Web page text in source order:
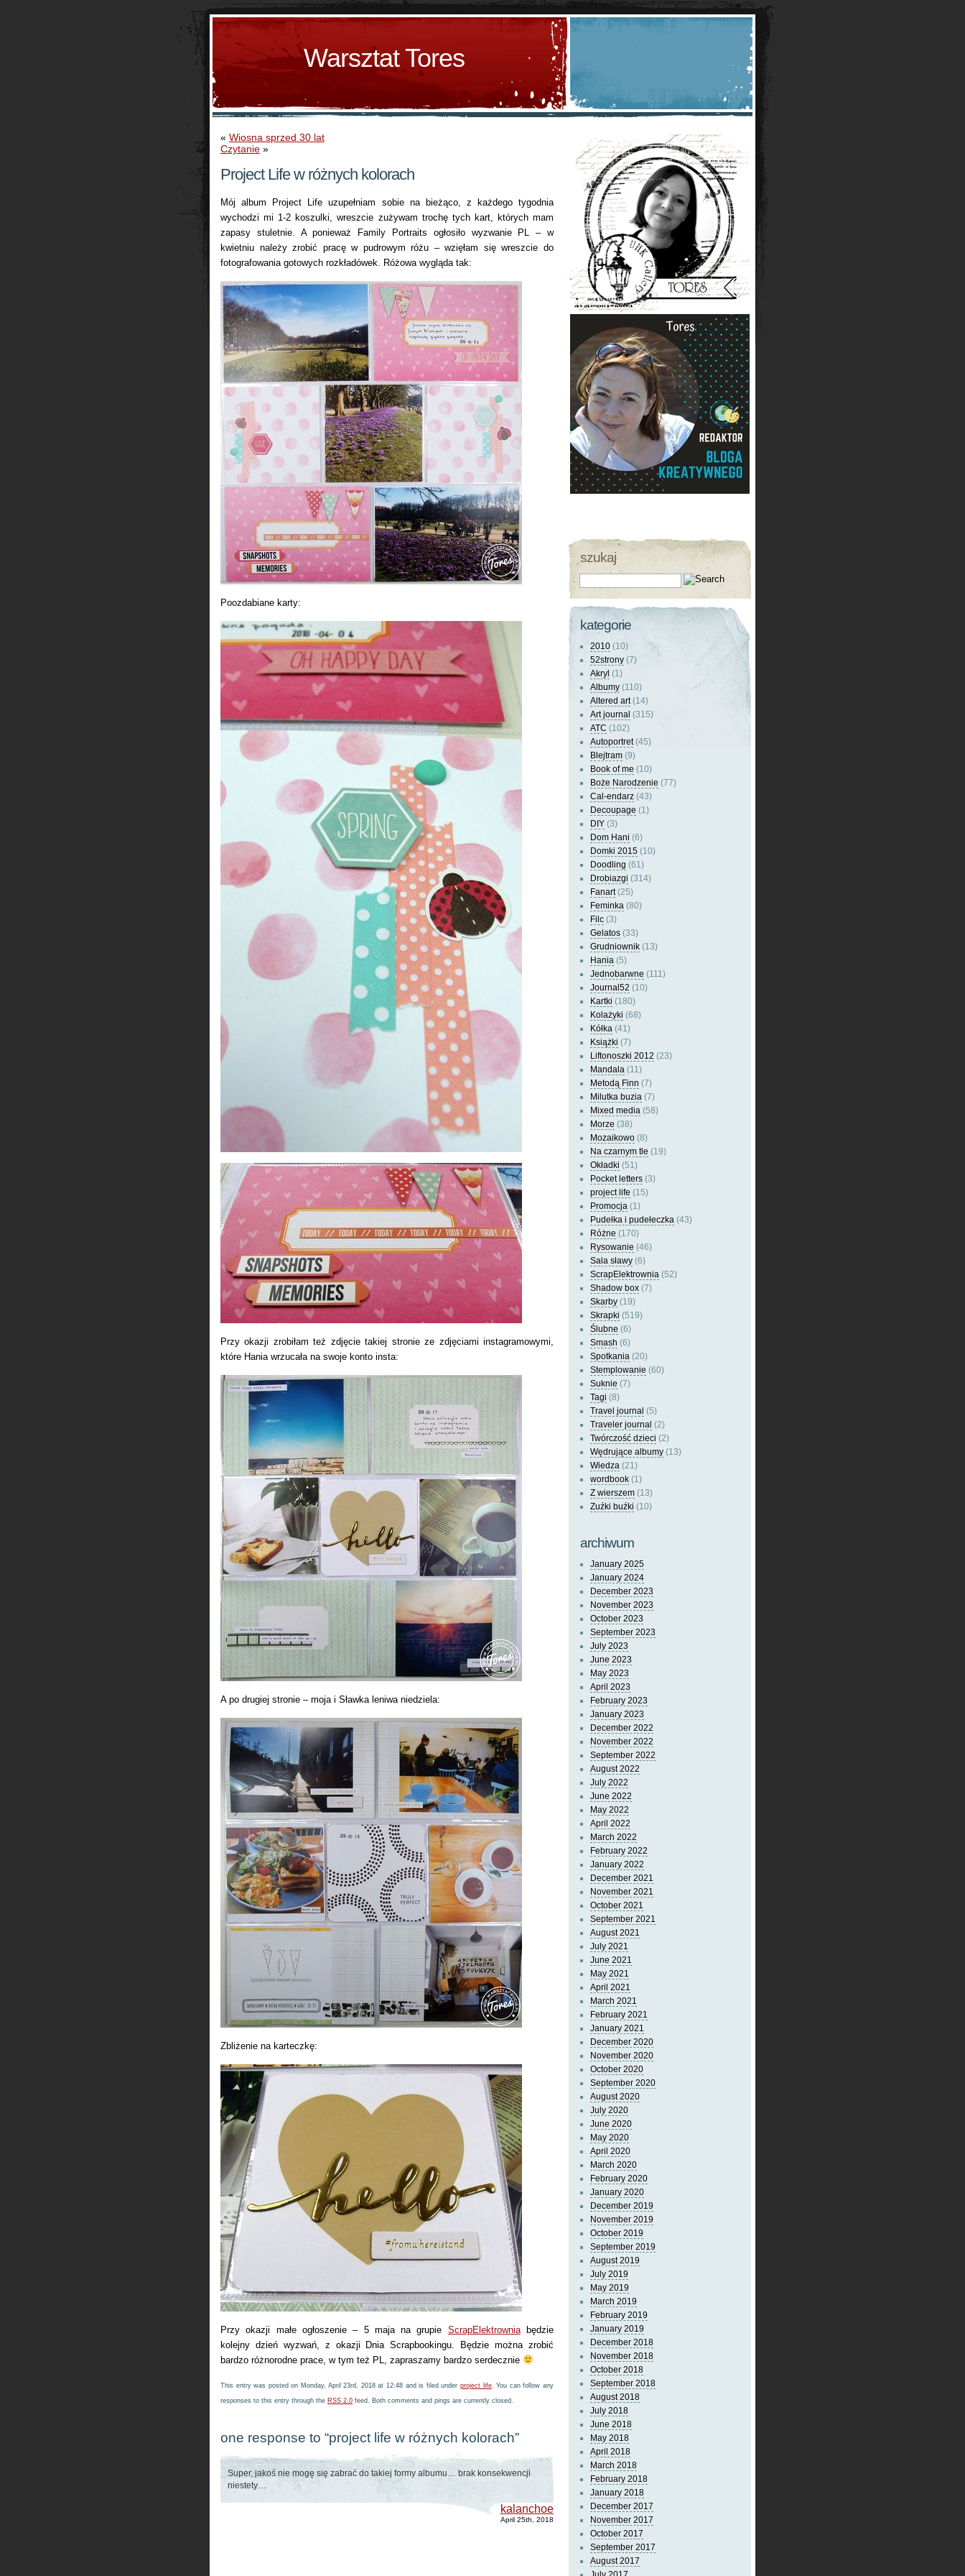
Warsztat Tores
« Wiosna sprzed 30 lat
Czytanie »
Project Life w różnych kolorach
Mój album Project Life uzupełniam sobie na bieżąco, z każdego tygodnia
wychodzi mi 1-2 koszulki, wreszcie zużywam trochę tych kart, których mam
zapasy stuletnie. A ponieważ Family Portraits ogłosiło wyzwanie PL – w
kwietniu należy zrobić pracę w pudrowym różu – wzięłam się wreszcie do
fotografowania gotowych rozkładówek. Różowa wygląda tak:
Poozdabiane karty:
Przy okazji zrobiłam też zdjęcie takiej stronie ze zdjęciami instagramowymi,
które Hania wrzucała na swoje konto insta:
A po drugiej stronie – moja i Sławka leniwa niedziela:
Zbliżenie na karteczkę:
Przy okazji małe ogłoszenie – 5 maja na grupie ScrapElektrowniabędzie
kolejny dzień wyzwań, z okazji Dnia Scrapbookingu. Będzie można zrobić
bardzo różnorodne prace, w tym też PL, zapraszamy bardzo serdecznie
This entry was posted on Monday, April 23rd, 2018 at 12:48 and is filed under project life. You can follow any
responses to this entry through the RSS 2.0 feed. Both comments and pings are currently closed.
one response to “project life w różnych kolorach”
Super, jakoś nie mogę się zabrać do takiej formy albumu… brak konsekwencji
niestety…
kalanchoe
April 25th, 2018
szukaj
kategorie
2010 (10)
52strony (7)
Akryl (1)
Albumy (110)
Altered art(14)
Art journal (315)
ATC (102)
Autoportret(45)
Blejtram (9)
Book of me (10)
Boże Narodzenie (77)
Cal-endarz (43)
Decoupage (1)
DIY (3)
Dom Hani (6)
Domki 2015 (10)
Doodling (61)
Drobiazgi (314)
Fanart(25)
Feminka (80)
Filc (3)
Gelatos (33)
Grudniownik (13)
Hania (5)
Jednobarwne (111)
Journal52 (10)
Kartki (180)
Kolażyki (68)
Kółka (41)
Książki (7)
Liftonoszki 2012 (23)
Mandala (11)
Metodą Finn (7)
Milutka buzia (7)
Mixed media (58)
Morze (38)
Mozaikowo (8)
Na czarnym tle (19)
Okładki (51)
Pocket letters (3)
project life (15)
Promocja (1)
Pudełka i pudełeczka (43)
Różne (170)
Rysowanie (46)
Sala sławy (6)
ScrapElektrownia (52)
Shadow box (7)
Skarby (19)
Skrapki (519)
Ślubne (6)
Smash (6)
Spotkania (20)
Stemplowanie (60)
Suknie (7)
Tagi (8)
Travel journal (5)
Traveler journal (2)
Twórczość dzieci (2)
Wędrujące albumy (13)
Wiedza (21)
wordbook (1)
Z wierszem (13)
Zuźki buźki (10)
archiwum
January 2025
January 2024
December 2023
November 2023
October 2023
September 2023
July 2023
June 2023
May 2023
April 2023
February 2023
January 2023
December 2022
November 2022
September 2022
August 2022
July 2022
June 2022
May 2022
April 2022
March 2022
February 2022
January 2022
December 2021
November 2021
October 2021
September 2021
August 2021
July 2021
June 2021
May 2021
April 2021
March 2021
February 2021
January 2021
December 2020
November 2020
October 2020
September 2020
August 2020
July 2020
June 2020
May 2020
April 2020
March 2020
February 2020
January 2020
December 2019
November 2019
October 2019
September 2019
August 2019
July 2019
May 2019
March 2019
February 2019
January 2019
December 2018
November 2018
October 2018
September 2018
August 2018
July 2018
June 2018
May 2018
April 2018
March 2018
February 2018
January 2018
December 2017
November 2017
October 2017
September 2017
August 2017